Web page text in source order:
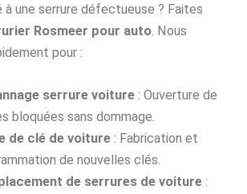
une serrure défectueuse ? Faites
Rosmeer pour auto . Nous
pour :
serrure voiture : Ouverture de
bloquées sans dommage.
de clé de voiture : Fabrication et
de nouvelles clés.
de serrures de voiture :